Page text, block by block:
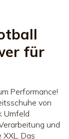
für
Performance!
von
Umfeld
und
Das